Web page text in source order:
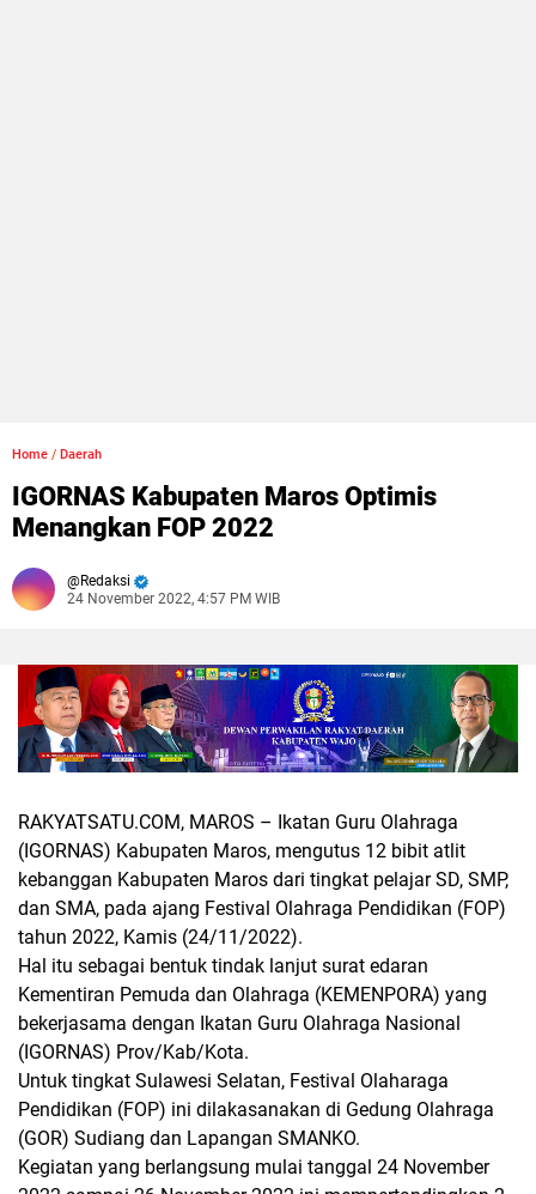
Home / Daerah
IGORNAS Kabupaten Maros Optimis
Menangkan FOP 2022
Redaksi
24 November 2022, 4:57 PM WIB
RAKYATSATU.COM, MAROS – Ikatan Guru Olahraga
(IGORNAS) Kabupaten Maros, mengutus 12 bibit atlit
kebanggan Kabupaten Maros dari tingkat pelajar SD, SMP,
dan SMA, pada ajang Festival Olahraga Pendidikan (FOP)
tahun 2022, Kamis (24/11/2022).
Hal itu sebagai bentuk tindak lanjut surat edaran
Kementiran Pemuda dan Olahraga (KEMENPORA) yang
bekerjasama dengan Ikatan Guru Olahraga Nasional
(IGORNAS) Prov/Kab/Kota.
Untuk tingkat Sulawesi Selatan, Festival Olaharaga
Pendidikan (FOP) ini dilakasanakan di Gedung Olahraga
(GOR) Sudiang dan Lapangan SMANKO.
Kegiatan yang berlangsung mulai tanggal 24 November